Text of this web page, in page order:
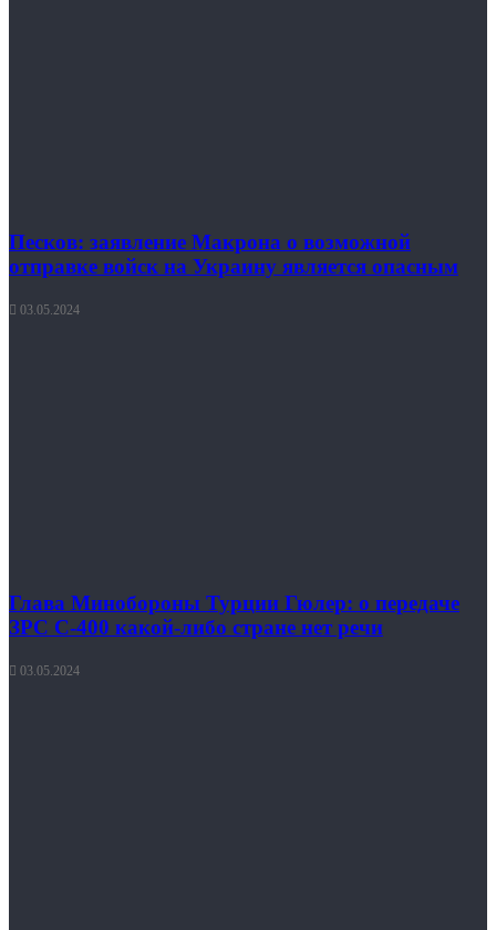
Песков: заявление Макрона о возможной
отправке войск на Украину является опасным
03.05.2024
Глава Минобороны Турции Гюлер: о передаче
ЗРС С-400 какой-либо стране нет речи
03.05.2024